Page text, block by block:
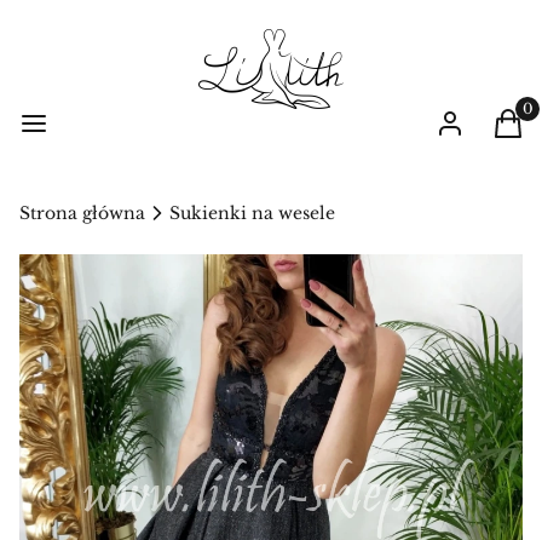
Menu Zaloguj się
Strona główna Sukienki na wesele